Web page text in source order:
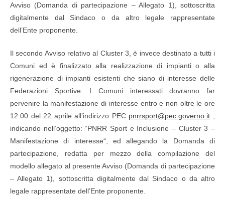
Avviso (Domanda di partecipazione – Allegato 1), sottoscritta
digitalmente dal Sindaco o da altro legale rappresentate
dell’Ente proponente.
Il secondo Avviso relativo al Cluster 3, è invece destinato a tutti i
Comuni ed è finalizzato alla realizzazione di impianti o alla
rigenerazione di impianti esistenti che siano di interesse delle
Federazioni Sportive. I Comuni interessati dovranno far
pervenire la manifestazione di interesse entro e non oltre le ore
12:00 del 22 aprile all’indirizzo PEC pnrrsport@pec.governo.it
indicando nell’oggetto: “PNRR Sport e Inclusione – Cluster 3 –
Manifestazione di interesse“, ed allegando la Domanda di
partecipazione, redatta per mezzo della compilazione del
modello allegato al presente Avviso (Domanda di partecipazione
– Allegato 1), sottoscritta digitalmente dal Sindaco o da altro
legale rappresentate dell’Ente proponente.